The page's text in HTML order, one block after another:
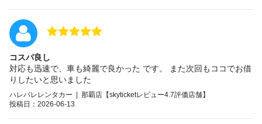
コスパ良し
対応も迅速で、車も綺麗で良かった です。 また次回もココでお借
りしたいと思いました
ハレバレレンタカー | 那覇店【skyticketレビュー4.7評価店舗】
投稿日：2026-06-13